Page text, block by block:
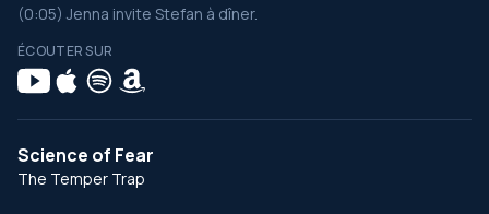
(0:05) Jenna invite Stefan à dîner.
ÉCOUTER SUR
Science of Fear
The Temper Trap